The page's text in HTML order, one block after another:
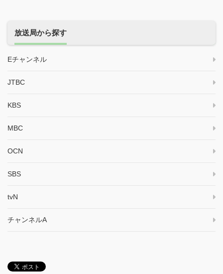
放送局から探す
Eチャンネル
JTBC
KBS
MBC
OCN
SBS
tvN
チャンネルA